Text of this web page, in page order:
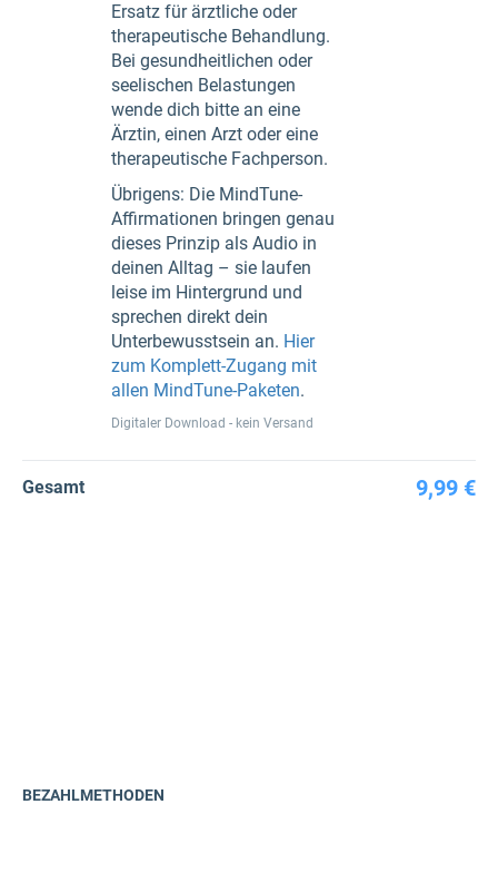
Ersatz für ärztliche oder
therapeutische Behandlung.
Bei gesundheitlichen oder
seelischen Belastungen
wende dich bitte an eine
Ärztin, einen Arzt oder eine
therapeutische Fachperson.
Übrigens: Die MindTune-
Affirmationen bringen genau
dieses Prinzip als Audio in
deinen Alltag – sie laufen
leise im Hintergrund und
sprechen direkt dein
Unterbewusstsein an. Hier
zum Komplett-Zugang mit
allen MindTune-Paketen.
Digitaler Download - kein Versand
Gesamt 9,99 €
BEZAHLMETHODEN